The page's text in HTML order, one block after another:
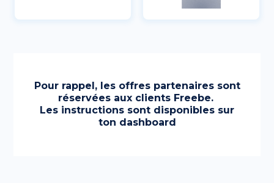
Pour rappel, les offres partenaires sont
réservées aux clients Freebe.
Les instructions sont disponibles sur
ton dashboard